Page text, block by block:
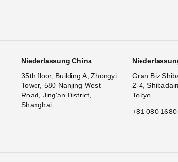
Niederlassung China
35th floor, Building A, Zhongyi
Tower, 580 Nanjing West
Road, Jing'an District,
Shanghai
Gran Biz
2-4,
Tokyo
+81 080 1680